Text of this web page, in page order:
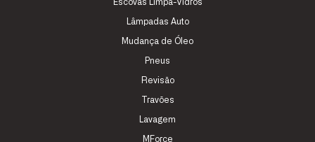
Escovas Limpa-Vidros
Lâmpadas Auto
Mudança de Óleo
Pneus
Revisão
Travões
Lavagem
MForce